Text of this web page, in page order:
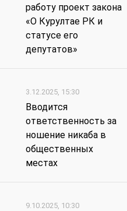
работу проект закона
«О Курултае РК и
статусе его
депутатов»
3.12.2025, 15:30
Вводится
ответственность за
ношение никаба в
общественных
местах
9.10.2025, 10:30